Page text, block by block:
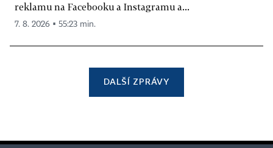
reklamu na Facebooku a Instagramu a...
7. 8. 2026 ▪ 55:23 min.
DALŠÍ ZPRÁVY